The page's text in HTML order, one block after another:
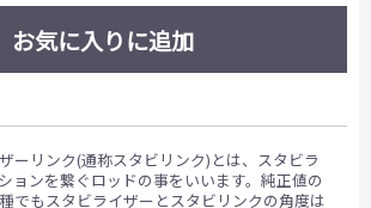
お気に入りに追加
ーリンク(通称スタビリンク)とは、スタビラ
ョンを繋ぐロッドの事をいいます。純正値の
でもスタビライザーとスタビリンクの角度は